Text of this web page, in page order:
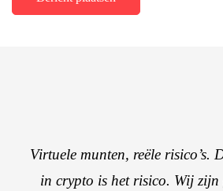
Virtuele munten, reële risico’s.
in crypto is het risico. Wij zijn